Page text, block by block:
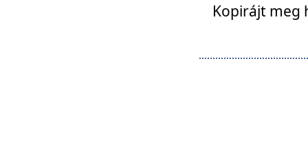
Kopirájt meg